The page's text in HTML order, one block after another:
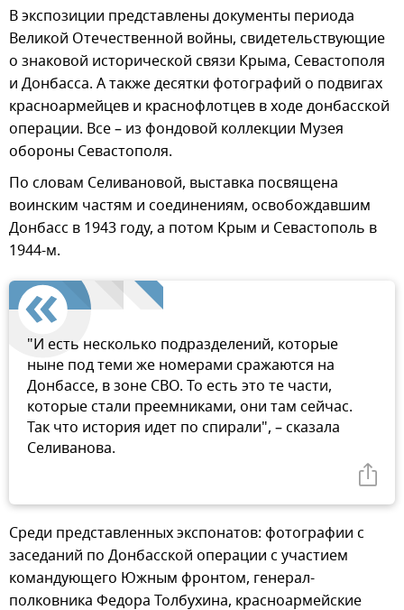
В экспозиции представлены документы периода
Великой Отечественной войны, свидетельствующие
о знаковой исторической связи Крыма, Севастополя
и Донбасса. А также десятки фотографий о подвигах
красноармейцев и краснофлотцев в ходе донбасской
операции. Все – из фондовой коллекции Музея
обороны Севастополя.
По словам Селивановой, выставка посвящена
воинским частям и соединениям, освобождавшим
Донбасс в 1943 году, а потом Крым и Севастополь в
1944-м.
"И есть несколько подразделений, которые
ныне под теми же номерами сражаются на
Донбассе, в зоне СВО. То есть это те части,
которые стали преемниками, они там сейчас.
Так что история идет по спирали", – сказала
Селиванова.
Среди представленных экспонатов: фотографии с
заседаний по Донбасской операции с участием
командующего Южным фронтом, генерал-
полковника Федора Толбухина, красноармейские